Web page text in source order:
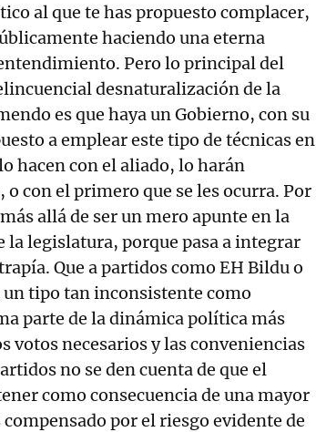
al que te has propuesto complacer,
haciendo una eterna
Pero lo principal del
desnaturalización de la
es que haya un Gobierno, con su
a emplear este tipo de técnicas en
hacen con el aliado, lo harán
con el primero que se les ocurra. Por
allá de ser un mero apunte en la
la legislatura, porque pasa a integrar
Que a partidos como EH Bildu o
un tipo tan inconsistente como
parte de la dinámica política más
votos necesarios y las conveniencias
no se den cuenta de que el
como consecuencia de una mayor
por el riesgo evidente de